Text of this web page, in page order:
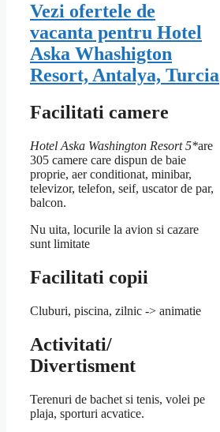
Vezi ofertele de
vacanta pentru Hotel
Aska Whashigton
Resort, Antalya, Turcia
Facilitati camere
Hotel Aska Washington Resort 5*are
305 camere care dispun de baie
proprie, aer conditionat, minibar,
televizor, telefon, seif, uscator de par,
balcon.
Nu uita, locurile la avion si cazare
sunt limitate
Facilitati copii
Cluburi, piscina, zilnic -> animatie
Activitati/
Divertisment
Terenuri de bachet si tenis, volei pe
plaja, sporturi acvatice.